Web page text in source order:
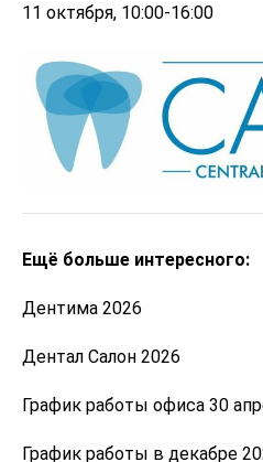
11 октября, 10:00-16:00
Ещё больше интересного:
Дентима 2026
Дентал Салон 2026
График работы офиса 30
График работы в декабре